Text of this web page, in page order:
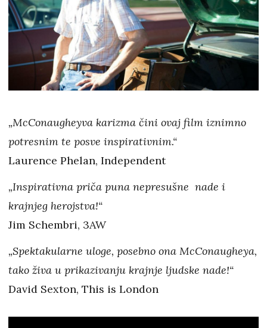
„McConaugheyva karizma čini ovaj film iznimno
potresnim te posve inspirativnim.“
Laurence Phelan, Independent
„Inspirativna priča puna nepresušne nade i
krajnjeg herojstva!“
Jim Schembri, 3AW
„Spektakularne uloge, posebno ona McConaugheya,
tako živa u prikazivanju krajnje ljudske nade!“
David Sexton, This is London